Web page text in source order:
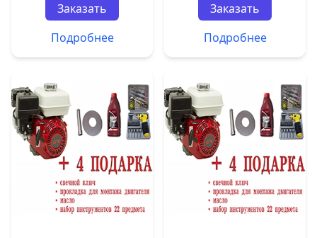
Заказать
Подробнее
Заказать
Подробнее